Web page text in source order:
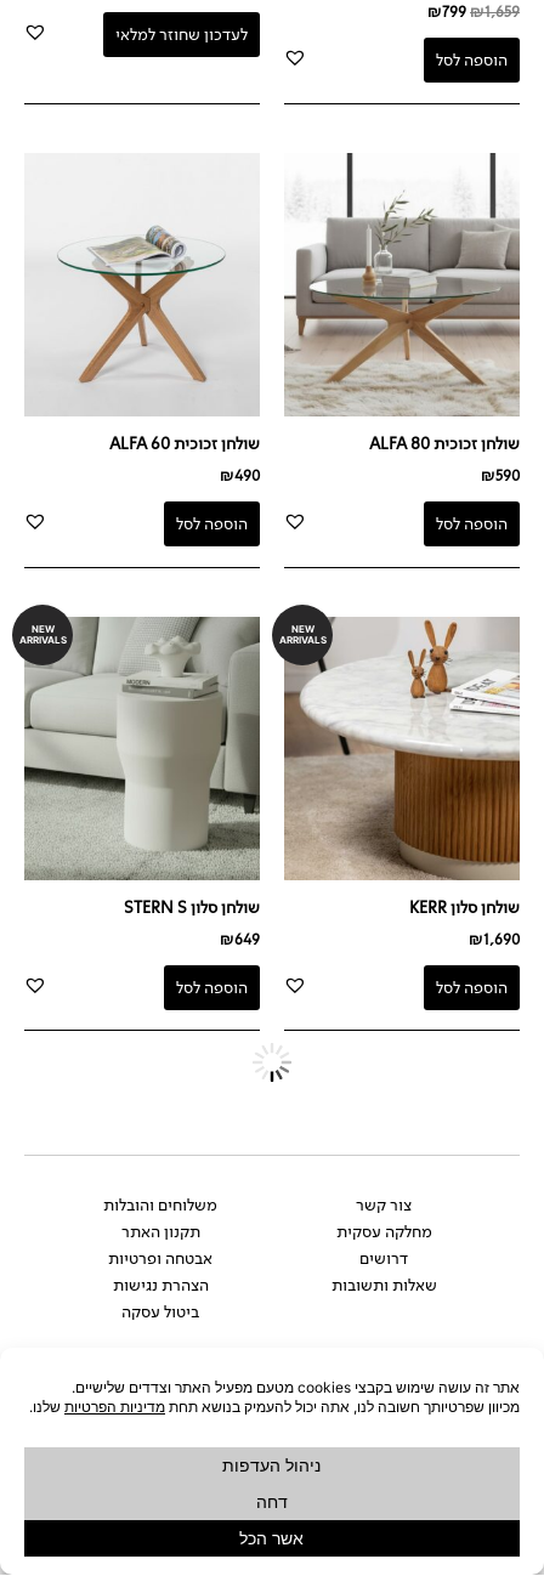
₪1,659
₪799
הוספה לסל
לעדכון שחוזר למלאי
שולחן זכוכית ALFA 80
₪590
הוספה לסל
שולחן זכוכית ALFA 60
₪490
הוספה לסל
NEW
ARRIVALS
שולחן סלון KERR
₪1,690
הוספה לסל
NEW
ARRIVALS
שולחן סלון STERN S
₪649
הוספה לסל
₪1,290
₪1,690
NEW